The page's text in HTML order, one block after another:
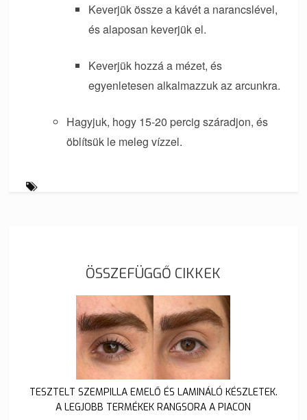
Keverjük össze a kávét a narancslével,
és alaposan keverjük el.
Keverjük hozzá a mézet, és
egyenletesen alkalmazzuk az arcunkra.
Hagyjuk, hogy 15-20 percig száradjon, és
öblítsük le meleg vízzel.
ÖSSZEFÜGGŐ CIKKEK
TESZTELT SZEMPILLA EMELŐ ÉS LAMINÁLÓ KÉSZLETEK.
A LEGJOBB TERMÉKEK RANGSORA A PIACON